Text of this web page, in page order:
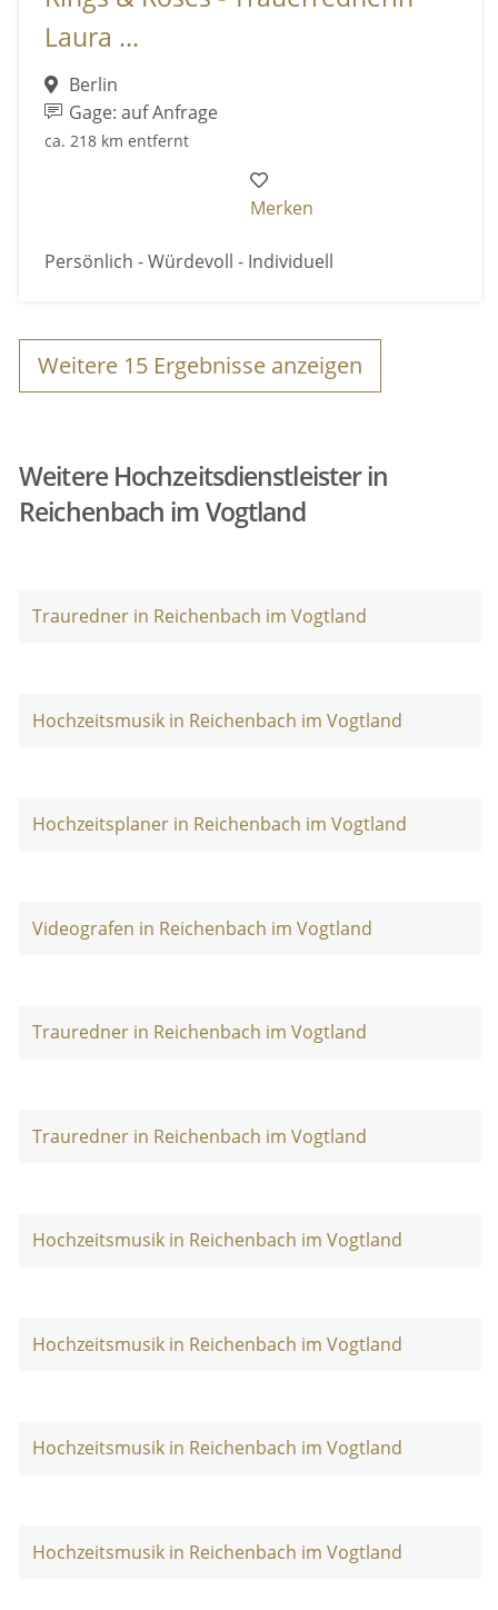
Laura ...
Berlin
Gage: auf Anfrage
ca. 218 km entfernt
Merken
Persönlich - Würdevoll - Individuell
Weitere 15 Ergebnisse anzeigen
Weitere Hochzeitsdienstleister in
Reichenbach im Vogtland
Trauredner in Reichenbach im Vogtland
Hochzeitsmusik in Reichenbach im Vogtland
Hochzeitsplaner in Reichenbach im Vogtland
Videografen in Reichenbach im Vogtland
Trauredner in Reichenbach im Vogtland
Trauredner in Reichenbach im Vogtland
Hochzeitsmusik in Reichenbach im Vogtland
Hochzeitsmusik in Reichenbach im Vogtland
Hochzeitsmusik in Reichenbach im Vogtland
Hochzeitsmusik in Reichenbach im Vogtland